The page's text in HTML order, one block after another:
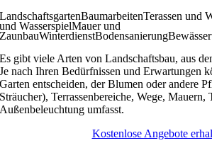
LandschaftsgartenBaumarbeitenTerassen und
und WasserspielMauer und
ZaunbauWinterdienstBodensanierung
Es gibt viele Arten von Landschaftsbau, aus
Je nach Ihren Bedürfnissen und Erwartungen
Garten entscheiden, der Blumen oder andere
Sträucher), Terrassenbereiche, Wege, Mauern,
Außenbeleuchtung umfasst.
Kostenlose Angebote